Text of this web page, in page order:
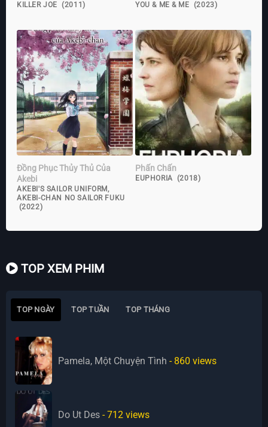
KILLER JOE (2011) YOU & ME & ME (2023)
Đồng Phục Thủy Thủ Của
Akebi
AKEBI'S SAILOR UNIFORM,
AKEBI-CHAN NO SAILOR FUKU
(2022)
Phấn Chấn
EUPHORIA (2018)
TOP XEM PHIM
TOP NGÀY TOP TUẦN TOP THÁNG
Pamela, Một Chuyện Tình - 860 views
Do Ut Des - 712 views